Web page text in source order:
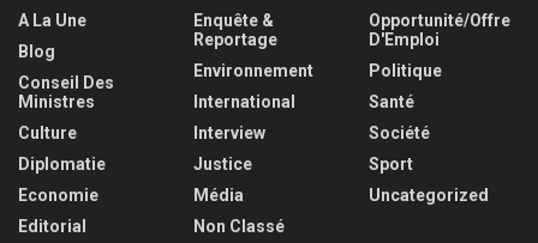
A La Une
Blog
Conseil Des
Ministres
Culture
Diplomatie
Economie
Editorial
Enquête &
Reportage
Environnement
International
Interview
Justice
Média
Non Classé
Opportunité/Offre
D'Emploi
Politique
Santé
Société
Sport
Uncategorized